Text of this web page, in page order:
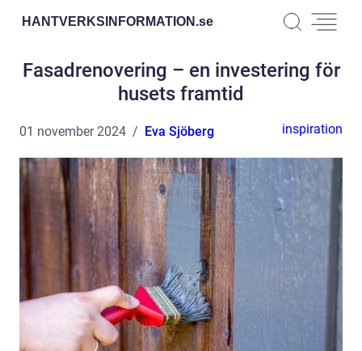
HANTVERKSINFORMATION.se
Fasadrenovering – en investering för
husets framtid
01 november 2024 Eva Sjöberg inspiration